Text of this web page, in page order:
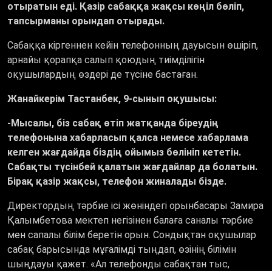
отыратын еді. Қазір сабаққа жақсы көңіл бөліп,
тапсырманы орындап отырады.
Сабаққа кіргеннен кейін телефонның дауысын өшіріп,
арнайы қорапқа салып қоюдың тиімділігін
оқушылардың өздері де түсіне бастаған.
Жанайкерім Тастанбек, 9-сынып оқушысы:
-Мысалы, біз сабақ өтіп жатқанда біреудің
телефонына хабарласып қалса немесе хабарлама
келген жағдайда біздің ойымыз бөлініп кететін.
Сабақты түсінбей қалатын жағдайлар да болатын.
Бірақ қазір жақсы, телефон жиналады бізде.
Директордың тәрбие ісі жөніндегі орынбасары Замира
Қалымбетова мектеп негізінен балаға саналы тәрбие
мен сапалы білім беретін орын. Сондықтан оқушылар
сабақ барысында мұғалімді тыңдап, өзінің білімін
шыңдауы қажет. «Ал телефонды сабақтан тыс,